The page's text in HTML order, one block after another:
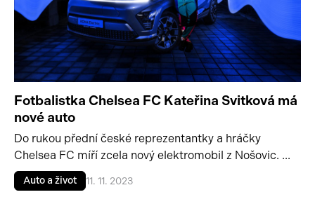
Fotbalistka Chelsea FC Kateřina Svitková má
nové auto
Do rukou přední české reprezentantky a hráčky
Chelsea FC míří zcela nový elektromobil z Nošovic. ...
Auto a život 11. 11. 2023